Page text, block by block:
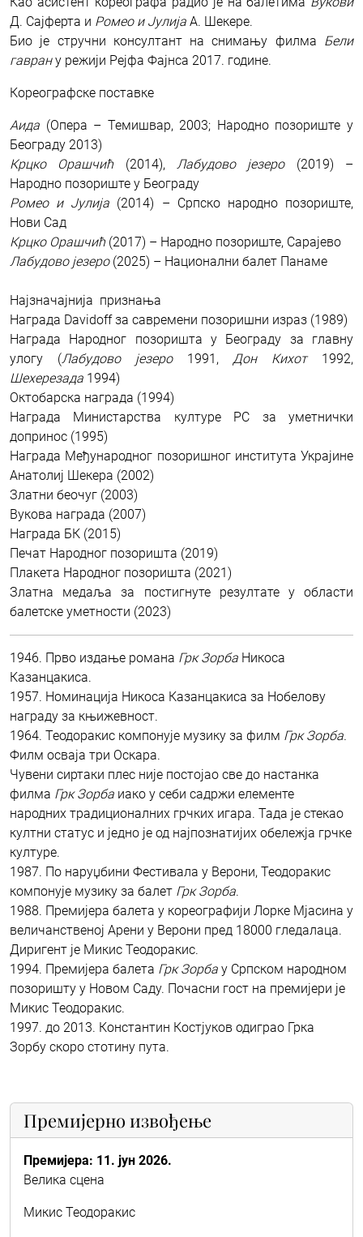
Д. Сајферта и Ромео и Јулија А. Шекере.
Био је стручни консултант на снимању филма Бели
гаврану режији Рејфа Фајнса 2017. године.
Кореографске поставке
Аидa (Опера – Темишвар, 2003; Народно позориште у
Београду 2013)
Крцко Орашчић(2014),Лабудово језеро(2019) –
Народно позориште у Београду
Ромео и Јулија (2014) – Српско народно позориште,
Нови Сад
Крцко Орашчић(2017) – Народно позориште, Сарајево
Лабудово језеро(2025) – Национални балет Панаме
Најзначајнија признања
Награда Davidoff за савремени позоришни израз (1989)
Награда Народног позоришта у Београду за главну
улогу (Лабудово језеро1991,Дон Кихот1992,
Шехерезада 1994)
Октобарска награда (1994)
Награда Министарства културе РС за уметнички
допринос (1995)
Награда Међународног позоришног института Украјине
Анатолиј Шекера (2002)
Златни беочуг (2003)
Вукова награда (2007)
Награда БК (2015)
Печат Народног позоришта (2019)
Плакета Народног позоришта (2021)
Златна медаља за постигнуте резултате у области
балетске уметности (2023)
1946. Прво издање романа Грк Зорба Никоса
Казанцакиса.
1957. Номинација Никоса Казанцакиса за Нобелову
награду за књижевност.
1964. Теодоракис компонује музику за филм Грк Зорба.
Филм осваја три Оскара.
Чувени сиртаки плес није постојао све до настанка
филма Грк Зорба иако у себи садржи елементе
народних традиционалних грчких игара. Тада је стекао
култни статус и једно је од најпознатијих обележја грчке
културе.
1987. По наруџбини Фестивала у Верони, Теодоракис
компонује музику за балет Грк Зорба.
1988. Премијера балета у кореографији Лорке Мјасина у
величанственој Арени у Верони пред 18000 гледалаца.
Диригент је Микис Теодоракис.
1994. Премијера балета Грк Зорба у Српском народном
позоришту у Новом Саду. Почасни гост на премијери је
Микис Теодоракис.
1997. до 2013. Константин Костјуков одиграо Грка
Зорбу скоро стотину пута.
Премијерно извођење
Премијера: 11. јун 2026.
Велика сцена
Микис Теодоракис